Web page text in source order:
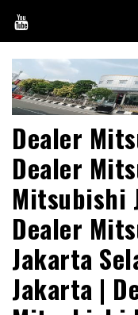
content
Dealer
Dealer
Mitsubishi
Dealer
Jakarta
Jakarta |